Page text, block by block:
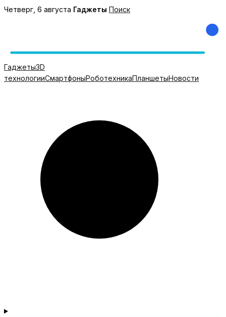
Перейти
Четверг, 6 августа Гаджеты Поиск
Гаджеты3D
технологииСмартфоныРоботехникаПланшетыНовости